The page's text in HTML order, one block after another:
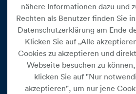
Cookie Einstellungen
Datenschutz
nähere Informationen dazu und
Rechten als Benutzer finden Sie
Datenschutzerklärung am Ende
Klicken Sie auf „Alle
Cookies zu akzeptieren und
Webseite besuchen zu
klicken Sie auf "Nur
akzeptieren", um nur jene